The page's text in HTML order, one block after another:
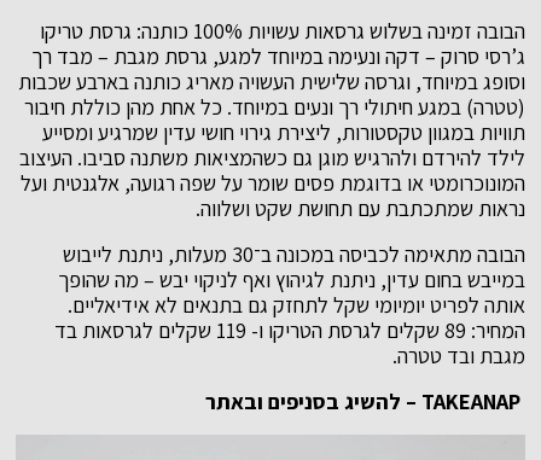
הבובה זמינה בשלוש גרסאות עשויות 100% כותנה: גרסת טריקו
ג’רסי סרוק – דקה ונעימה במיוחד למגע, גרסת מגבת – מבד רך
וסופג במיוחד, וגרסה שלישית העשויה מאריג כותנה בארבע שכבות
(טטרה) במגע חיתולי רך ונעים במיוחד. כל אחת מהן כוללת חיבור
תוויות במגוון טקסטורות, ליצירת גירוי חושי עדין שמרגיע ומסייע
לילד להירדם ולהרגיש מוגן גם כשהמציאות משתנה סביבו. העיצוב
המונוכרומטי או בדוגמת פסים שומר על שפה רגועה, אלגנטית ועל
נראות שמתכתבת עם תחושת שקט ושלווה.
הבובה מתאימה לכביסה במכונה ב־30 מעלות, ניתנת לייבוש
במייבש בחום עדין, ניתנת לגיהוץ ואף לניקוי יבש – מה שהופך
אותה לפריט יומיומי שקל לתחזק גם בתנאים לא אידיאליים.
המחיר: 89 שקלים לגרסת הטריקו ו- 119 שקלים לגרסאות בד
מגבת ובד טטרה.
TAKEANAP – להשיג בסניפים ובאתר